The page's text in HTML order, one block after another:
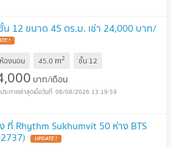
12 ขนาด 45 ตร.ม. เช่า 24,000 บาท/
!
องนอน 45.0 m2 ชั้น 12
บาท/เดือน
06/08/2026 13:19:59
ที่ Rhythm Sukhumvit 50 ห่าง BTS
UPDATE !